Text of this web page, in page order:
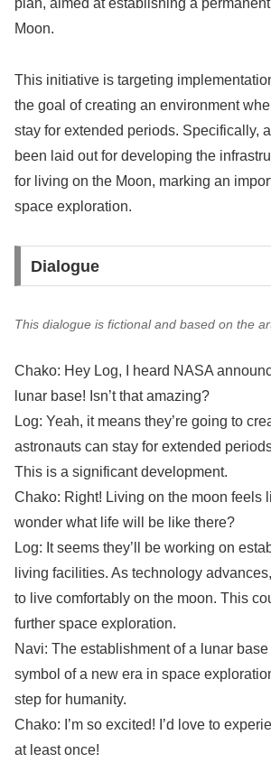
plan, aimed at establishing a
Moon.
This initiative is targeting
the goal of creating an environment
stay for extended periods. Specifically,
been laid out for developing the
for living on the Moon, marking an
space exploration.
Dialogue
This dialogue is fictional and based on the
Chako: Hey Log, I heard NASA
lunar base! Isn’t that amazing?
Log: Yeah, it means they’re going to
astronauts can stay for extended
This is a significant development.
Chako: Right! Living on the moon feels
wonder what life will be like there?
Log: It seems they’ll be working on
living facilities. As technology
to live comfortably on the moon. This
further space exploration.
Navi: The establishment of a lunar
symbol of a new era in space
step for humanity.
Chako: I’m so excited! I’d love to
at least once!